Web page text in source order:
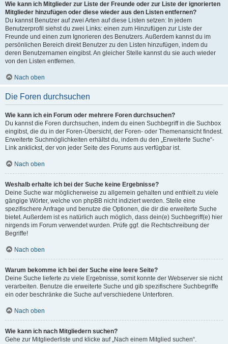
Wie kann ich Mitglieder zur Liste der Freunde oder zur Liste der ignorierten
Mitglieder hinzufügen oder diese wieder aus den Listen entfernen?
Du kannst Benutzer auf zwei Arten auf diese Listen setzen: In jedem
Benutzerprofil siehst du zwei Links: einen zum Hinzufügen zur Liste der
Freunde und einen zum Ignorieren des Benutzers. Außerdem kannst du im
persönlichen Bereich direkt Benutzer zu den Listen hinzufügen, indem du
deren Benutzernamen eingibst. An gleicher Stelle kannst du sie auch wieder
von den Listen entfernen.
Nach oben
Die Foren durchsuchen
Wie kann ich ein Forum oder mehrere Foren durchsuchen?
Du kannst die Foren durchsuchen, indem du einen Suchbegriff in die Suchbox
eingibst, die du in der Foren-Übersicht, der Foren- oder Themenansicht findest.
Erweiterte Suchmöglichkeiten erhältst du, indem du den „Erweiterte Suche“-
Link anklickst, der von jeder Seite des Forums aus verfügbar ist.
Nach oben
Weshalb erhalte ich bei der Suche keine Ergebnisse?
Deine Suche war möglicherweise zu allgemein gehalten und enthielt zu viele
gängige Wörter, welche von phpBB nicht indiziert werden. Stelle eine
spezifischere Anfrage und benutze die Optionen, die dir die erweiterte Suche
bietet. Außerdem ist es natürlich auch möglich, dass dein(e) Suchbegriff(e) hier
nirgends im Forum verwendet wurden. Prüfe ggf. die Rechtschreibung der
Begriffe!
Nach oben
Warum bekomme ich bei der Suche eine leere Seite?
Deine Suche lieferte zu viele Ergebnisse, somit konnte der Webserver sie nicht
verarbeiten. Benutze die erweiterte Suche und gib spezifischere Suchbegriffe
ein oder beschränke die Suche auf verschiedene Unterforen.
Nach oben
Wie kann ich nach Mitgliedern suchen?
Gehe zur Mitgliederliste und klicke auf „Nach einem Mitglied suchen“.